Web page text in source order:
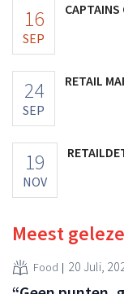
16
SEP
CAPTAINS
24
SEP
RETAIL
19
NOV
Meest
Food 20 Juli,